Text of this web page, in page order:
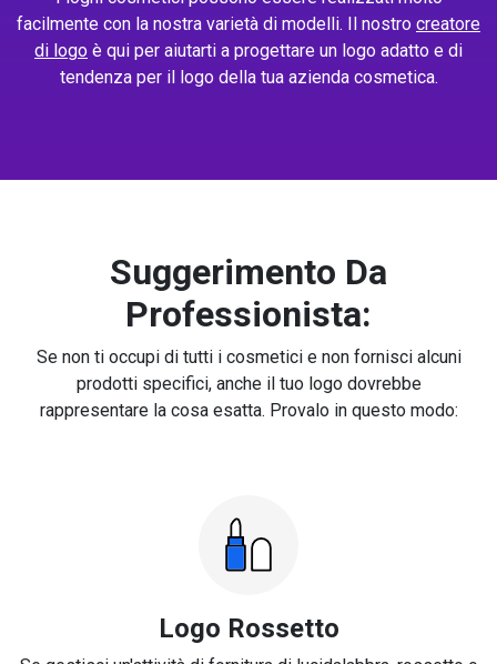
facilmente con la nostra varietà di modelli. Il nostro creatore
di logo è qui per aiutarti a progettare un logo adatto e di
tendenza per il logo della tua azienda cosmetica.
Suggerimento Da
Professionista:
Se non ti occupi di tutti i cosmetici e non fornisci alcuni
prodotti specifici, anche il tuo logo dovrebbe
rappresentare la cosa esatta. Provalo in questo modo:
Logo Rossetto